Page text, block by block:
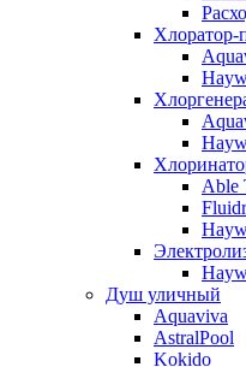
Хлоратор-
Able
Душ уличный
Aquaviva
AstralPool
Kokido